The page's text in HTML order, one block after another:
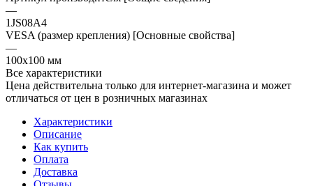
—
1JS08A4
VESA (размер крепления) [Основные свойства]
—
100x100 мм
Все характеристики
Цена действительна только для интернет-магазина и может
отличаться от цен в розничных магазинах
Характеристики
Описание
Как купить
Оплата
Доставка